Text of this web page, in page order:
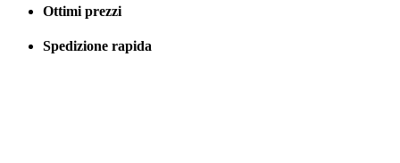
Ottimi prezzi
Spedizione rapida